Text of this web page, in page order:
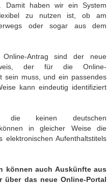
Damit haben wir ein System
zu nutzen ist, ob am
oder sogar aus dem
Antrag sind der neue
der für die Online-
sein muss, und ein passendes
kann eindeutig identifiziert
die keinen deutschen
in gleicher Weise die
elektronischen Aufenthaltstitels
können auch Auskünfte aus
über das neue Online-Portal